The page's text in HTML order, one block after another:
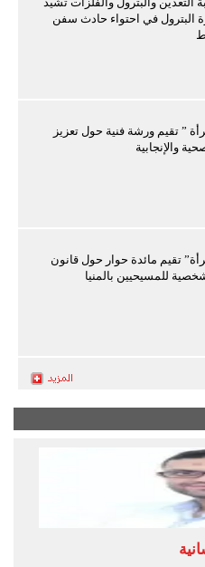
البترول في احتواء حادث سفن
” تقيم ورشة فنية حول تعزيز
والإنجابية
تقيم مائدة حوار حول قانون
للمسيحيين بالمنيا